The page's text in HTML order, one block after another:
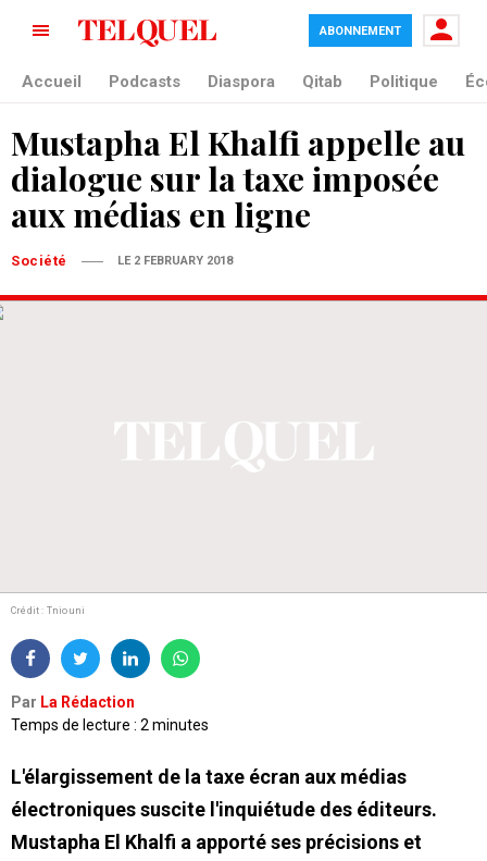
ABONNEMENT
Accueil Podcasts Diaspora Qitab Politique
Mustapha El Khalfi appelle au
dialogue sur la taxe imposée
aux médias en ligne
Société LE 2 FEBRUARY 2018
Crédit : Tniouni
Par La Rédaction
Temps de lecture : 2 minutes
L'élargissement de la taxe écran aux médias
électroniques suscite l'inquiétude des éditeurs.
Mustapha El Khalfi a apporté ses précisions et